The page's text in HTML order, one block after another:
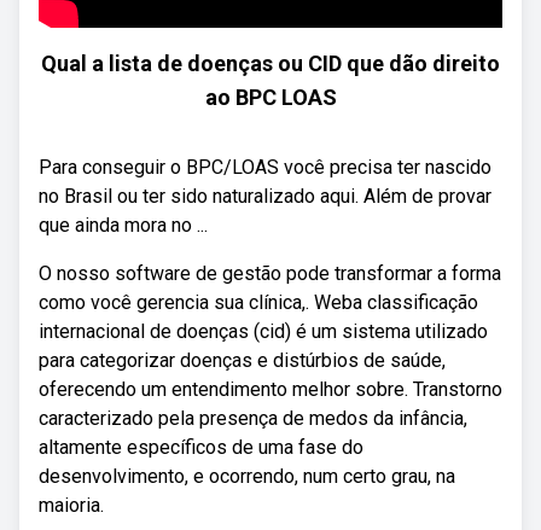
Qual a lista de doenças ou CID que dão direito
ao BPC LOAS
Para conseguir o BPC/LOAS você precisa ter nascido
no Brasil ou ter sido naturalizado aqui. Além de provar
que ainda mora no ...
O nosso software de gestão pode transformar a forma
como você gerencia sua clínica,. Weba classificação
internacional de doenças (cid) é um sistema utilizado
para categorizar doenças e distúrbios de saúde,
oferecendo um entendimento melhor sobre. Transtorno
caracterizado pela presença de medos da infância,
altamente específicos de uma fase do
desenvolvimento, e ocorrendo, num certo grau, na
maioria.